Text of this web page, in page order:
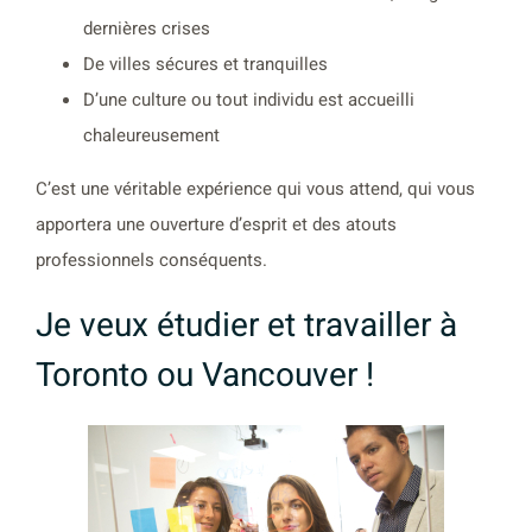
dernières crises
De villes sécures et tranquilles
D’une culture ou tout individu est accueilli
chaleureusement
C’est une véritable expérience qui vous attend, qui vous
apportera une ouverture d’esprit et des atouts
professionnels conséquents.
Je veux étudier et travailler à
Toronto ou Vancouver !